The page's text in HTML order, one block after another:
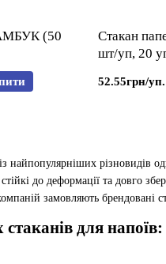
найпопулярніших різновидів
до деформації та довго
замовляють брендовані
для напоїв:
(50
Стакан
шт/уп, 20
52.55грн/уп.